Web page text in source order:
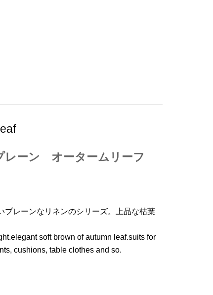
ーン オータームリーフ
プレーンなリネンのシリーズ。上品な枯葉
soft brown of autumn leaf.suits for
cushions, table clothes and so.